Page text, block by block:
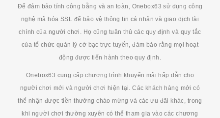
Để đảm bảo tính công bằng và an toàn, Onebox63 sử dụng công
nghệ mã hóa SSL để bảo vệ thông tin cá nhân và giao dịch tài
chính của người chơi. Họ cũng tuân thủ các quy định và quy tắc
của tổ chức quản lý cờ bạc trực tuyến, đảm bảo rằng mọi hoạt
động được tiến hành theo quy định.
Onebox63 cung cấp chương trình khuyến mãi hấp dẫn cho
người chơi mới và người chơi hiện tại. Các khách hàng mới có
thể nhận được tiền thưởng chào mừng và các ưu đãi khác, trong
khi người chơi thường xuyên có thể tham gia vào các chương